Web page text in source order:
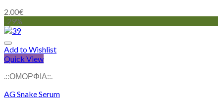
2.00€
-29%
Add to Wishlist
Quick View
.::ΟΜΟΡΦΙΑ::.
AG Snake Serum